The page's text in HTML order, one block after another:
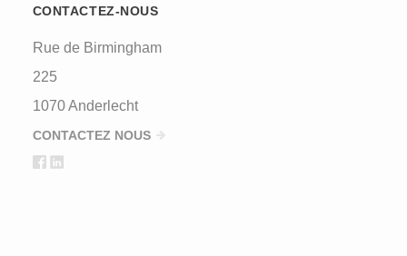
CONTACTEZ-NOUS
Rue de Birmingham
225
1070 Anderlecht
CONTACTEZ NOUS